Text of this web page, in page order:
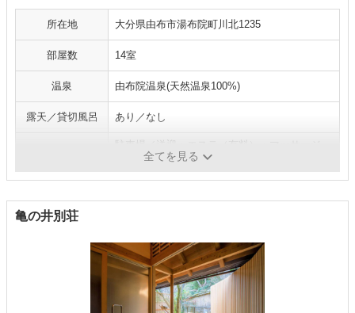
所在地 大分県由布市湯布院町川北1235
部屋数 14室
温泉 由布院温泉(天然温泉100%)
露天／貸切風呂 あり／なし
（有料）・貸自転車
全てを見る
亀の井別荘